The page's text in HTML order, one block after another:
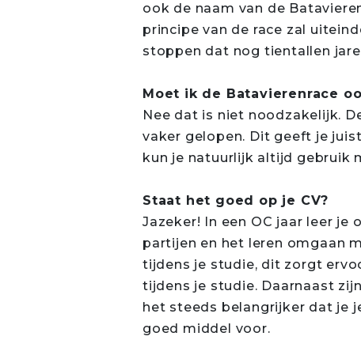
ook de naam van de
principe van de race zal
stoppen dat nog tientallen
Moet ik de Batavierenrace
Nee dat is niet noodzakelijk.
vaker gelopen. Dit geeft je
kun je natuurlijk altijd gebruik
Staat het goed op je CV?
Jazeker! In een OC jaar leer
partijen en het leren omgaan
tijdens je studie, dit zorgt
tijdens je studie. Daarnaast
het steeds belangrijker dat je
goed middel voor.